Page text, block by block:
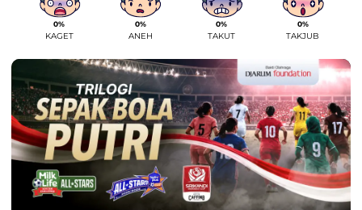
0%
KAGET
0%
ANEH
0%
TAKUT
0%
TAKJUB